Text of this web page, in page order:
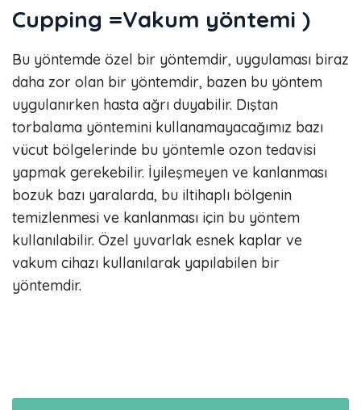
Cupping =Vakum yöntemi )
Bu yöntemde özel bir yöntemdir, uygulaması biraz
daha zor olan bir yöntemdir, bazen bu yöntem
uygulanırken hasta ağrı duyabilir. Dıştan
torbalama yöntemini kullanamayacağımız bazı
vücut bölgelerinde bu yöntemle ozon tedavisi
yapmak gerekebilir. İyileşmeyen ve kanlanması
bozuk bazı yaralarda, bu iltihaplı bölgenin
temizlenmesi ve kanlanması için bu yöntem
kullanılabilir. Özel yuvarlak esnek kaplar ve
vakum cihazı kullanılarak yapılabilen bir
yöntemdir.